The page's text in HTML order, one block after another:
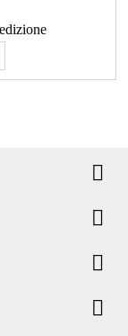



